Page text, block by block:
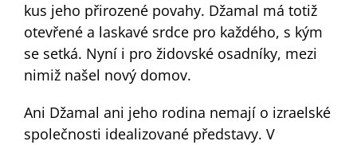
kus jeho přirozené povahy. Džamal má totiž
otevřené a laskavé srdce pro každého, s kým
se setká. Nyní i pro židovské osadníky, mezi
nimiž našel nový domov.
Ani Džamal ani jeho rodina nemají o izraelské
společnosti idealizované představy. V